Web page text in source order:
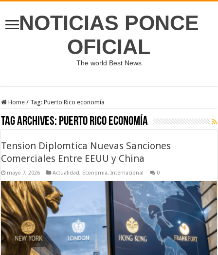
NOTICIAS PONCE
OFICIAL
The world Best News
Home / Tag:Puerto Rico economía
Tag Archives: Puerto Rico economía
Tension Diplomtica Nuevas Sanciones
Comerciales Entre EEUU y China
mayo 7, 2026 Actualidad, Economía,Internacional 0